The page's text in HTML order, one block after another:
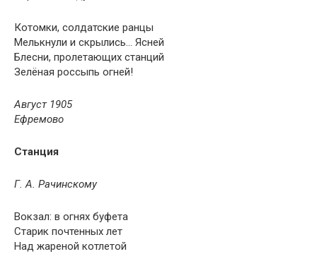
Котомки, солдатские ранцы
Мелькнули и скрылись… Ясней
Блесни, пролетающих станций
Зелёная россыпь огней!
Август 1905
Ефремово
Станция
Г. А. Рачинскому
Вокзал: в огнях буфета
Старик почтенных лет
Над жареной котлетой